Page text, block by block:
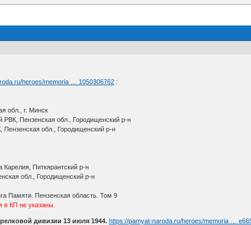
heroes/memoria … 1050306762 :
обл., г. Минск
РВК, Пензенская обл., Городищенский р-н
обл., Городищенский р-н
Карелия, Питкярантский р-н
обл., Городищенский р-н
Памяти. Пензенская область. Том 9
в КП не указаны.
дивизии 13 июля 1944. https://pamyat-naroda.ru/heroes/memoria …